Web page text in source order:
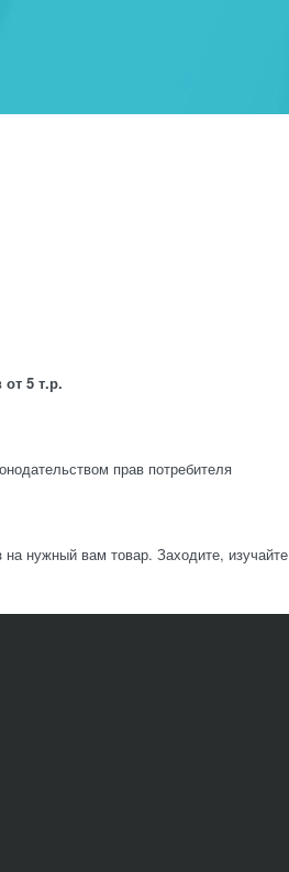
от 5 т.р.
прав потребителя
нужный вам товар. Заходите, изучайте